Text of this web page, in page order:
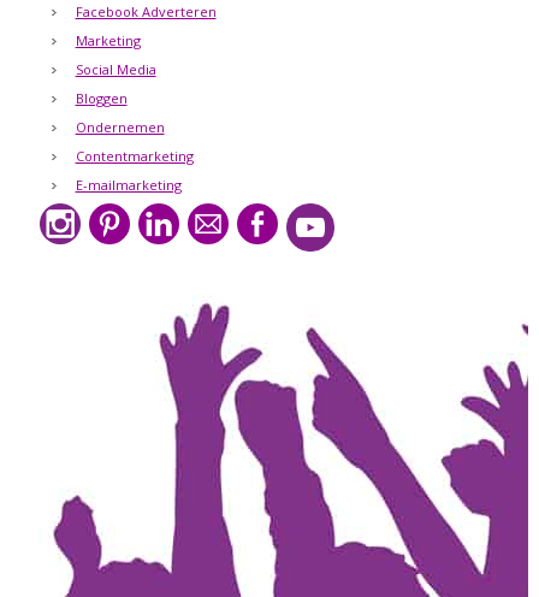
Facebook Adverteren
Marketing
Social Media
Bloggen
Ondernemen
Contentmarketing
E-mailmarketing